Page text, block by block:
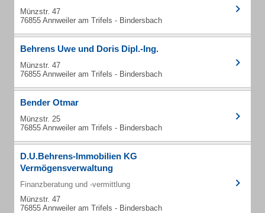
Münzstr. 47
76855 Annweiler am Trifels - Bindersbach
Behrens Uwe und Doris Dipl.-Ing.
Münzstr. 47
76855 Annweiler am Trifels - Bindersbach
Bender Otmar
Münzstr. 25
76855 Annweiler am Trifels - Bindersbach
D.U.Behrens-Immobilien KG
Vermögensverwaltung
Finanzberatung und -vermittlung
Münzstr. 47
76855 Annweiler am Trifels - Bindersbach